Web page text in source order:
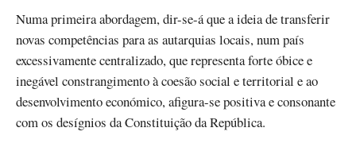
Numa primeira abordagem, dir-se-á que a ideia de transferir
novas competências para as autarquias locais, num país
excessivamente centralizado, que representa forte óbice e
inegável constrangimento à coesão social e territorial e ao
desenvolvimento económico, afigura-se positiva e consonante
com os desígnios da Constituição da República.